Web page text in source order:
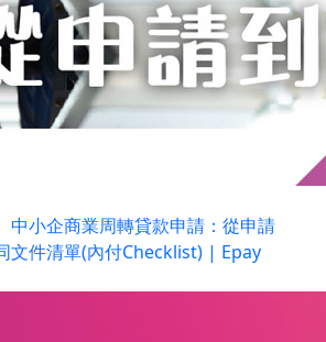
中小企商業周轉貸款申請：從申請
文件清單(內付Checklist) | Epay